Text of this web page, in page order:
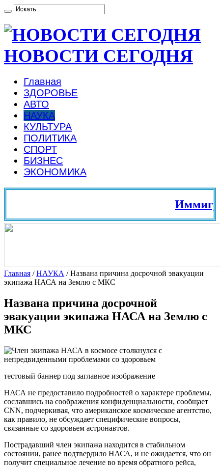
НОВОСТИ СЕГОДНЯ
Главная
ЗДОРОВЬЕ
АВТО
НАУКА
КУЛЬТУРА
ПОЛИТИКА
СПОРТ
БИЗНЕС
ЭКОНОМИКА
Главная /НАУКА /Названа причина досрочной эвакуации
экипажа НАСА на Землю с МКС
Названа причина досрочной
эвакуации экипажа НАСА на Землю с
МКС
тестовый баннер под заглавное изображение
НАСА не предоставило подробностей о характере проблемы,
сославшись на соображения конфиденциальности, сообщает
CNN, подчеркивая, что американское космическое агентство,
как правило, не обсуждает специфические вопросы,
связанные со здоровьем астронавтов.
Пострадавший член экипажа находится в стабильном
состоянии, ранее подтвердило НАСА, и не ожидается, что он
получит специальное лечение во время обратного рейса,